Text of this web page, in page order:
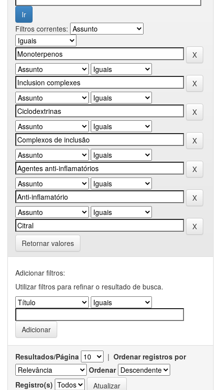
Filtros correntes:
Retornar valores
Adicionar filtros:
Utilizar filtros para refinar o resultado de busca.
Resultados/Página | Ordenar registros por
Ordenar
Registro(s)